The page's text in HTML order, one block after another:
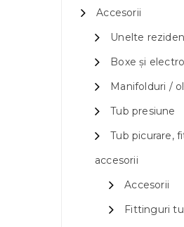
Accesorii
Unelte
Boxe și
Manifolduri /
Tub presiune
Tub picurare,
accesorii
Accesorii
Fittinguri